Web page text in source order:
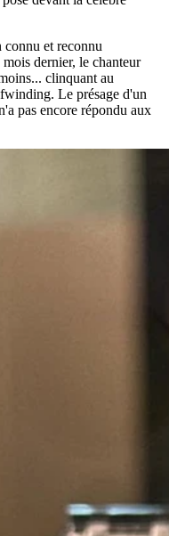
connu et reconnu
dernier, le chanteur
clinquant au
Le présage d'un
pas encore répondu aux